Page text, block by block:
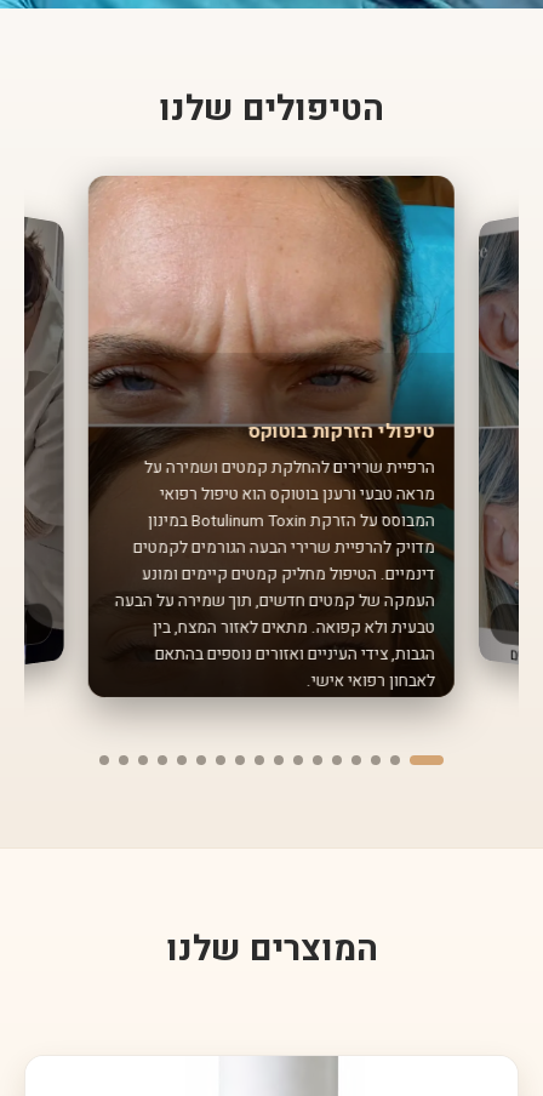
הטיפולים שלנו
טיפולי הזרקות בוטוקס
הרפיית שרירים להחלקת קמטים ושמירה על
מראה טבעי ורענן בוטוקס הוא טיפול רפואי
המבוסס על הזרקת Botulinum Toxin במינון
מדויק להרפיית שרירי הבעה הגורמים לקמטים
דינמיים. הטיפול מחליק קמטים קיימים ומונע
העמקה של קמטים חדשים, תוך שמירה על הבעה
טבעית ולא קפואה. מתאים לאזור המצח, בין
הגבות, צידי העיניים ואזורים נוספים בהתאם
לאבחון רפואי אישי.
טיפול
המוצרים שלנו